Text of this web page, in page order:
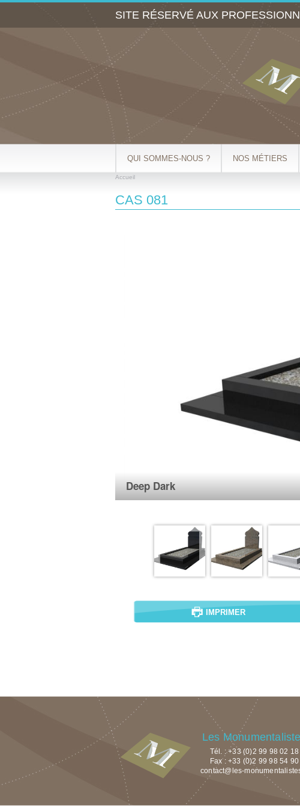
SITE RÉSERVÉ AUX
QUI SOMMES-NOUS ? NOS MÉTIERS
Accueil
CAS 081
Deep Dark
IMPRIMER
Les
Tél. : +33 (0)2 99 98 02 18
Fax : +33 (0)2 99 98 54 90
contact@les-